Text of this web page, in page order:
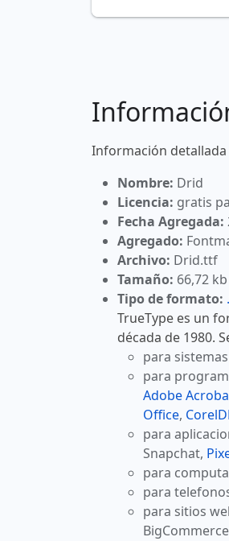
Información
Nombre: Drid
Licencia: gratis
Fecha Agregada:
Agregado:
Archivo: Drid.ttf
Tamaño: 66,72 kb
Tipo de formato:
TrueType es un
década de 1980.
para
para
Adobe
Office,
para
Snapchat,
para
para
para sitios